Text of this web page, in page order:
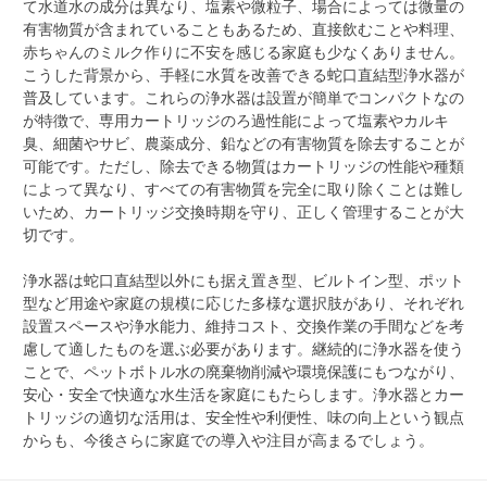
て水道水の成分は異なり、塩素や微粒子、場合によっては微量の
有害物質が含まれていることもあるため、直接飲むことや料理、
赤ちゃんのミルク作りに不安を感じる家庭も少なくありません。
こうした背景から、手軽に水質を改善できる蛇口直結型浄水器が
普及しています。これらの浄水器は設置が簡単でコンパクトなの
が特徴で、専用カートリッジのろ過性能によって塩素やカルキ
臭、細菌やサビ、農薬成分、鉛などの有害物質を除去することが
可能です。ただし、除去できる物質はカートリッジの性能や種類
によって異なり、すべての有害物質を完全に取り除くことは難し
いため、カートリッジ交換時期を守り、正しく管理することが大
切です。
浄水器は蛇口直結型以外にも据え置き型、ビルトイン型、ポット
型など用途や家庭の規模に応じた多様な選択肢があり、それぞれ
設置スペースや浄水能力、維持コスト、交換作業の手間などを考
慮して適したものを選ぶ必要があります。継続的に浄水器を使う
ことで、ペットボトル水の廃棄物削減や環境保護にもつながり、
安心・安全で快適な水生活を家庭にもたらします。浄水器とカー
トリッジの適切な活用は、安全性や利便性、味の向上という観点
からも、今後さらに家庭での導入や注目が高まるでしょう。